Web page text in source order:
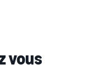
vous